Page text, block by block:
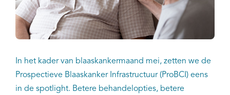
In het kader van blaaskankermaand mei, zetten we de
Prospectieve Blaaskanker Infrastructuur (ProBCI) eens
in de spotlight. Betere behandelopties, betere